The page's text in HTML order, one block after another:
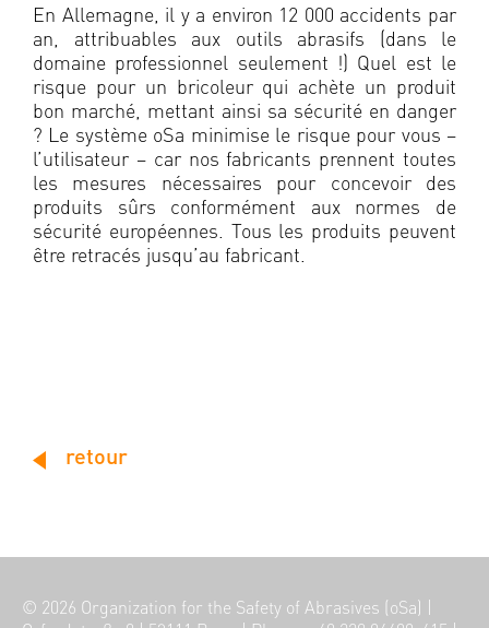
En Allemagne, il y a environ 12 000 accidents par
an, attribuables aux outils abrasifs (dans le
domaine professionnel seulement !) Quel est le
risque pour un bricoleur qui achète un produit
bon marché, mettant ainsi sa sécurité en danger
? Le système oSa minimise le risque pour vous –
l’utilisateur – car nos fabricants prennent toutes
les mesures nécessaires pour concevoir des
produits sûrs conformément aux normes de
sécurité européennes. Tous les produits peuvent
être retracés jusqu’au fabricant.
retour
© 2026 Organization for the Safety of Abrasives (oSa) |